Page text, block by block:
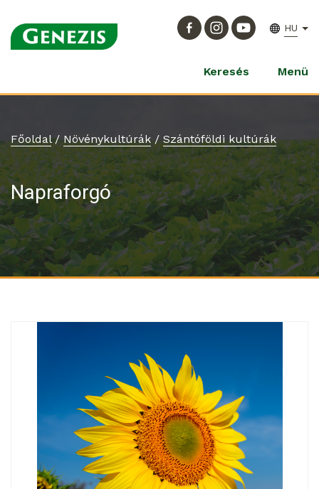
HU
Keresés Menü
Főoldal/Növénykultúrák/ Szántóföldi kultúrák
Napraforgó